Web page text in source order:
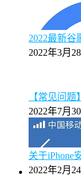
2022最新谷
2022年3月
【常见问题
2022年7月
关于iPhone
2022年2月